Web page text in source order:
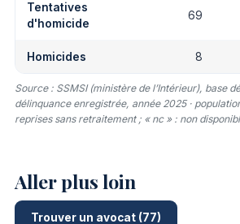
Tentatives
d'homicide
69
Homicides 8
Source : SSMSI (ministère de l’Intérieur), base
délinquance enregistrée, année 2025 ·
reprises sans retraitement ; « nc » : non
Aller plus loin
Trouver un avocat (77)